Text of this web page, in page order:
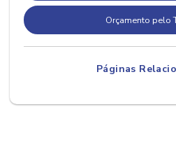
Orçamento pelo
Páginas